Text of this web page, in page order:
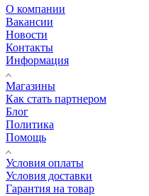
О компании
Вакансии
Новости
Контакты
Информация
Магазины
Как стать партнером
Блог
Политика
Помощь
Условия оплаты
Условия доставки
Гарантия на товар